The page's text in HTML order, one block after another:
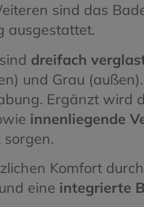
sind das
ausgestattet.
sind dreifach
und Grau
Ergänzt wird
innenliegende
Komfort durch
und eine integrierte